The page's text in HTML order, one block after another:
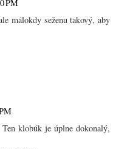
PM
málokdy seženu takový, aby
klobúk je úplne dokonalý,